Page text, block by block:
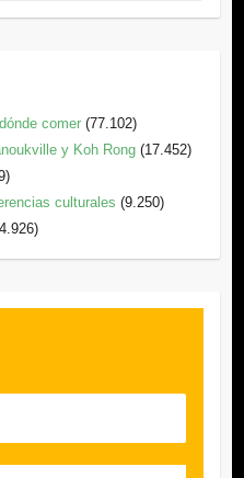
comer (77.102)
y Koh Rong (17.452)
culturales (9.250)